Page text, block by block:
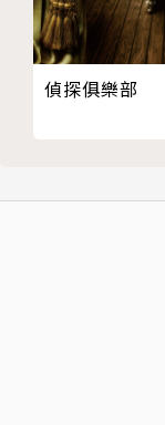
2018年發行的
文學獎國內篇
第160屆直木賞
林于楟
政治大學日本
入文字的世界
《為什麼他有
你的錯》、《
子們的攻防戰》
偵探俱樂部